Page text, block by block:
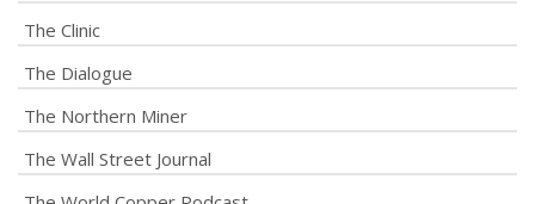
The Clinic
The Dialogue
The Northern Miner
The Wall Street Journal